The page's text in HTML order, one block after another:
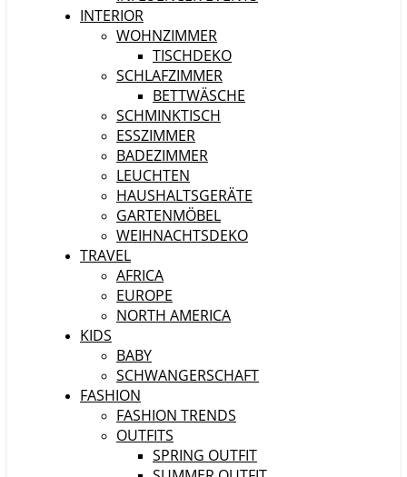
INTERIOR
WOHNZIMMER
TISCHDEKO
SCHLAFZIMMER
BETTWÄSCHE
SCHMINKTISCH
ESSZIMMER
BADEZIMMER
LEUCHTEN
HAUSHALTSGERÄTE
GARTENMÖBEL
WEIHNACHTSDEKO
TRAVEL
AFRICA
EUROPE
NORTH AMERICA
KIDS
BABY
SCHWANGERSCHAFT
FASHION
FASHION TRENDS
OUTFITS
SPRING OUTFIT